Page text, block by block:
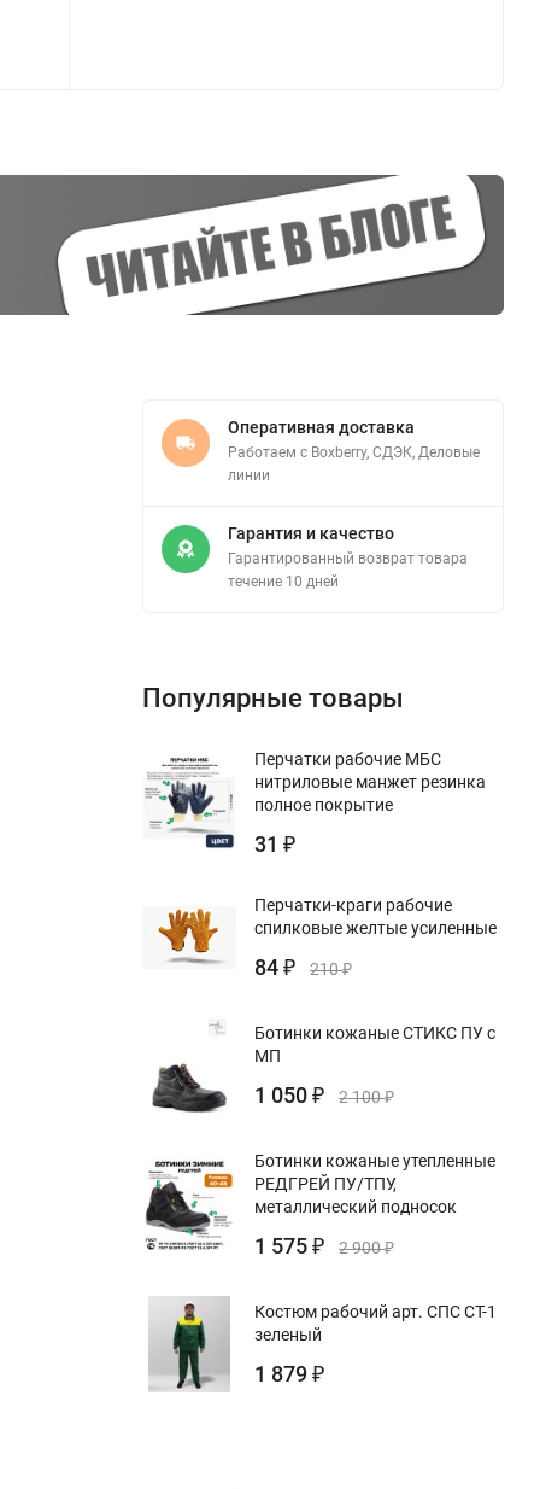
Оперативная доставка
Работаем с Boxberry, СДЭК, Деловые
линии
Гарантия и качество
Гарантированный возврат товара
течение 10 дней
Популярные товары
Перчатки рабочие МБС
нитриловые манжет резинка
полное покрытие
31 ₽
Перчатки-краги рабочие
спилковые желтые усиленные
84 ₽ 210₽
Ботинки кожаные СТИКС ПУ с
МП
1 050 ₽ 2 100₽
Ботинки кожаные утепленные
РЕДГРЕЙ ПУ/ТПУ,
металлический подносок
1 575 ₽ 2 900₽
Костюм рабочий арт. СПС СТ-1
зеленый
1 879 ₽